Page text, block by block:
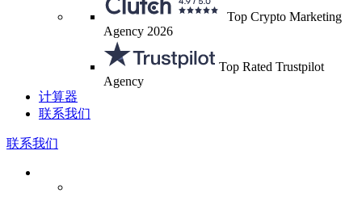
Top Crypto Marketing
Agency 2026
Top Rated Trustpilot
Agency
计算器
联系我们
联系我们